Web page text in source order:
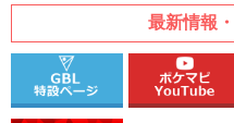
最新情報